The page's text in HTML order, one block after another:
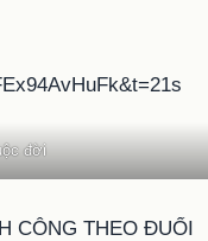
đời
CÔNG THEO ĐUỔI